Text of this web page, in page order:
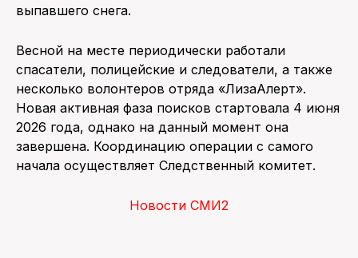
выпавшего снега.
Весной на месте периодически работали
спасатели, полицейские и следователи, а также
несколько волонтеров отряда «ЛизаАлерт».
Новая активная фаза поисков стартовала 4 июня
2026 года, однако на данный момент она
завершена. Координацию операции с самого
начала осуществляет Следственный комитет.
Новости СМИ2